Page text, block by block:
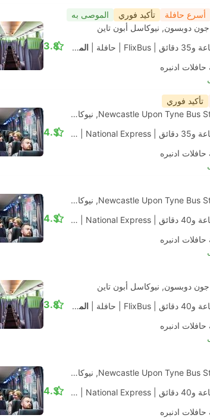
أسرع حافلة تأكيد فوري الموصى به
دوبسون, نيوكاسل أبون تاين
حافلة المعيار
ادنبره
3.8
تأكيد فوري
Newcastle Upon Tyne Bus Station, نيوكاسل أبون تاين
حافلة|قياسي مكيف
ادنبره
4.3
Newcastle Upon Tyne Bus Station, نيوكاسل أبون تاين
حافلة|قياسي مكيف
ادنبره
4.3
دوبسون, نيوكاسل أبون تاين
حافلة المعيار
ادنبره
3.8
Newcastle Upon Tyne Bus Station, نيوكاسل أبون تاين
حافلة|قياسي مكيف
ادنبره
4.3